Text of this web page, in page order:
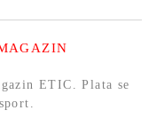
ETIC. Plata se